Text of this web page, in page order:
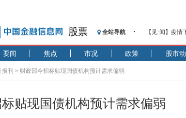
股票 全站导航
【见·闻】疫
记者手记：疫
【见·闻】疫
济安金信：中
【新华财经调
央行公开市场
要闻 焦点 市况 政策 股市
报刊 > 财政部今招标贴现国债机构预计需求偏弱
贴现国债机构预计需求偏弱